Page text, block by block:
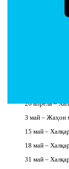
Миллатлар
22 март –
26 апрель –
3 май – Жаҳон
15 май –
18 май –
31 май –